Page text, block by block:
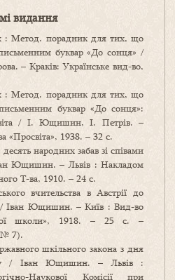
видання
: Метод. порадник для тих, що
буквар «До сонця» /
– Краків: Українське вид-во,
: Метод. порадник для тих, що
буквар «До сонця»:
/ І. Ющишин, І. Петрів. –
«Просвіта», 1938. – 32 с.
народних забав зі співами
Ющишин. – Львів : Накладом
Т-ва, 1910. – 24 с.
вчительства в Австрії до
/ Іван Ющишин. – Київ : Вид-во
школи», 1918. – 25 с. –
№ 7).
шкільного закона з дня
/ Іван Ющишин. – Львів :
Наукової Комісії при